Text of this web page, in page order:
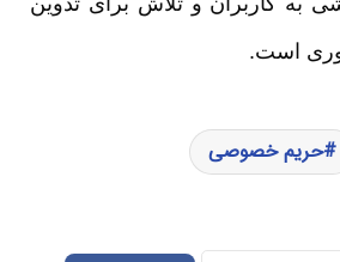
است.
حریم خصوصی